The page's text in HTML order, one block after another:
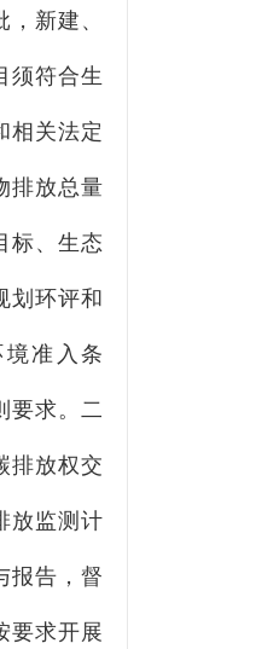
新建、
须符合生
相关法定
排放总量
标、生态
划环评和
准入条
要求。二
排放权交
放监测计
报告，督
要求开展